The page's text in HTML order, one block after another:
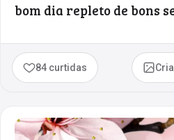
bom dia repleto de bons
84 curtidas